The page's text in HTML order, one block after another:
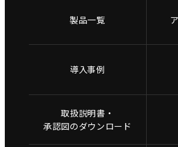
製品一覧
導入事例
取扱説明書・
承認図のダウンロード